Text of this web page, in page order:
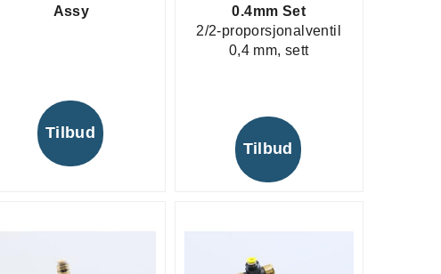
Assy
Tilbud
0.4mm Set
2/2-proporsjonalventil
0,4 mm, sett
Tilbud